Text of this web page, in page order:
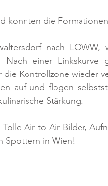
konnten die
nach LOWW,
einer Linkskurve
Kontrollzone wieder
auf und flogen
Stärkung.
Air to Air Bilder,
Spottern in Wien!